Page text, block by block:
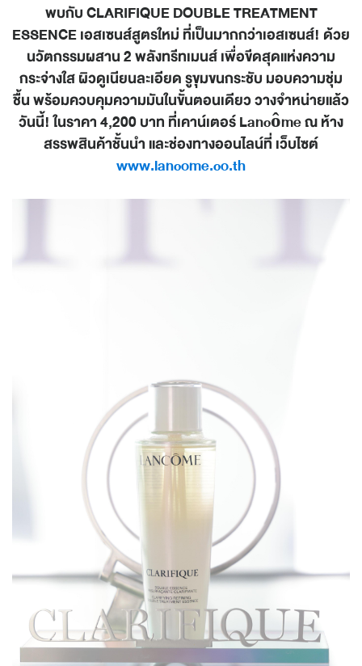
พบกับ CLARIFIQUE DOUBLE TREATMENT
ESSENCE เอสเซนส์สูตรใหม่ ที่เป็นมากกว่าเอสเซนส์! ด้วย
นวัตกรรมผสาน 2 พลังทรีทเมนส์ เพื่อขีดสุดแห่งความ
กระจ่างใส ผิวดูเนียนละเอียด รูขุมขนกระชับ มอบความชุ่ม
ชื้น พร้อมควบคุมความมันในขั้นตอนเดียว วางจำหน่ายแล้ว
วันนี้! ในราคา 4,200 บาท ที่เคาน์เตอร์ Lancôme ณ ห้าง
สรรพสินค้าชั้นนำ และช่องทางออนไลน์ที่ เว็บไซต์
www.lancome.co.th